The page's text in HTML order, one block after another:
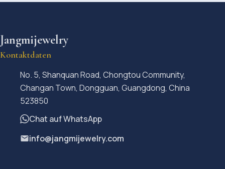
Jangmijewelry
Kontaktdaten
No. 5, Shanquan Road, Chongtou Community,
Changan Town, Dongguan, Guangdong, China
523850
Chat auf WhatsApp
info@jangmijewelry.com